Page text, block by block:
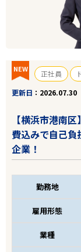
NEW 正社員
更新日
2026.07.30
【横浜市港南
費込みで自己
企業！
勤務地
雇用形態
業種